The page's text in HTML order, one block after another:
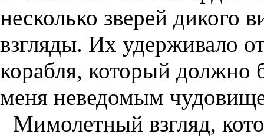
несколько зверей дикого
взгляды. Их удерживало
корабля, который должно
меня неведомым
Мимолетный взгляд,